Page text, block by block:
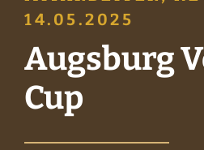
Brauerei
BrauWelt
Shop
14.05.2025
Augsburg
Cup